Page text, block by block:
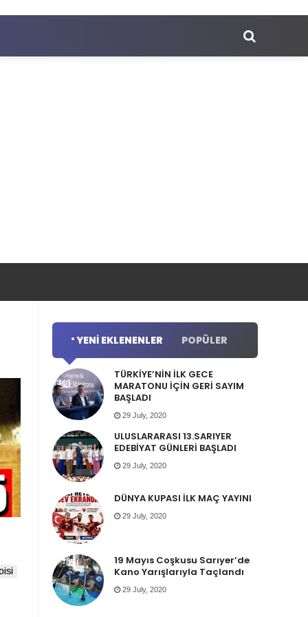
YENI EKLENENLER POPÜLER
TÜRKİYE’NİN İLK GECE
MARATONU İÇİN GERİ SAYIM
BAŞLADI
29 July, 2020
ULUSLARARASI 13.SARIYER
EDEBİYAT GÜNLERİ BAŞLADI
29 July, 2020
DÜNYA KUPASI İLK MAÇ YAYINI
29 July, 2020
19 Mayıs Coşkusu Sarıyer’de
Kano Yarışlarıyla Taçlandı
29 July, 2020